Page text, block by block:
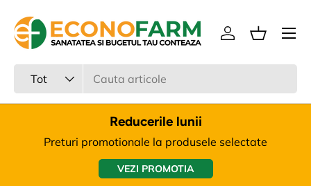
Sari la continut
Tot
Intra in cont
Cos
Meniu
Reducerile lunii
Preturi promotionale la produsele selectate
VEZI PROMOTIA